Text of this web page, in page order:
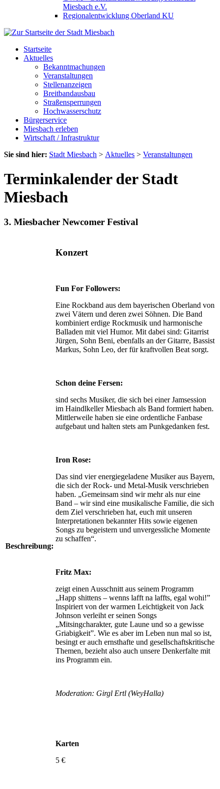
Miesbach e.V.
Regionalentwicklung Oberland KU
Startseite
Aktuelles
Bekanntmachungen
Veranstaltungen
Stellenanzeigen
Breitbandausbau
Straßensperrungen
Hochwasserschutz
Bürgerservice
Miesbach erleben
Wirtschaft / Infrastruktur
Sie sind hier: Stadt Miesbach > Aktuelles > Veranstaltungen
Terminkalender der Stadt
Miesbach
3. Miesbacher Newcomer Festival
Beschreibung:
Konzert
Fun For Followers:
Eine Rockband aus dem bayerischen Oberland von
zwei Vätern und deren zwei Söhnen. Die Band
kombiniert erdige Rockmusik und harmonische
Balladen mit viel Humor. Mit dabei sind: Gitarrist
Jürgen, Sohn Beni, ebenfalls an der Gitarre, Bassist
Markus, Sohn Leo, der für kraftvollen Beat sorgt.
Schon deine Fersen:
sind sechs Musiker, die sich bei einer Jamsession
im Haindlkeller Miesbach als Band formiert haben.
Mittlerweile haben sie eine ordentliche Fanbase
aufgebaut und halten stets am Punkgedanken fest.
Iron Rose:
Das sind vier energiegeladene Musiker aus Bayern,
die sich der Rock- und Metal-Musik verschrieben
haben. „Gemeinsam sind wir mehr als nur eine
Band – wir sind eine musikalische Familie, die sich
dem Ziel verschrieben hat, euch mit unseren
Interpretationen bekannter Hits sowie eigenen
Songs zu begeistern und unvergessliche Momente
zu schaffen“.
Fritz Max:
zeigt einen Ausschnitt aus seinem Programm
„Happ shittens – wenns lafft na laffts, egal wohi!”
Inspiriert von der warmen Leichtigkeit von Jack
Johnson verleiht er seinen Songs
„Mitsingcharakter, gute Laune und so a gewisse
Griabigkeit”. Wie es aber im Leben nun mal so ist,
besingt er auch ernsthafte und gesellschaftskriti­sche
Themen, bezieht also auch unsere Denkerfalte mit
ins Programm ein.
Moderation: Girgl Ertl (WeyHalla)
Karten
5 €